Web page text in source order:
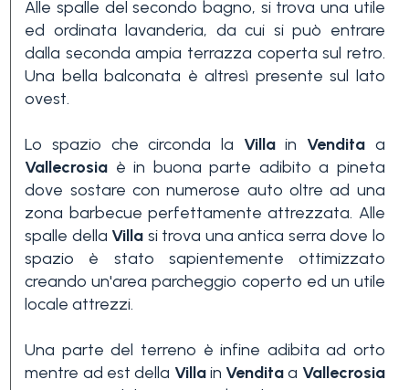
Alle spalle del secondo bagno, si trova una utile
ed ordinata lavanderia, da cui si può entrare
dalla seconda ampia terrazza coperta sul retro.
Una bella balconata è altresì presente sul lato
ovest.
Lo spazio che circonda la Villain Vendita a
Vallecrosia è in buona parte adibito a pineta
dove sostare con numerose auto oltre ad una
zona barbecue perfettamente attrezzata. Alle
spalle della Villa si trova una antica serra dove lo
spazio è stato sapientemente ottimizzato
creando un'area parcheggio coperto ed un utile
locale attrezzi.
Una parte del terreno è infine adibita ad orto
mentre ad est della Villain Venditaa Vallecrosia
Altre
opzioni
-
multiscelta
Giardino
Balcone/Terrazzo
Piscina